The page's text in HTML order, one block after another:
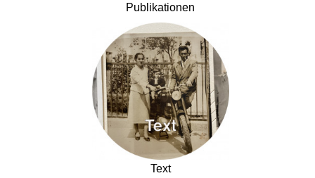
Publikationen
Text